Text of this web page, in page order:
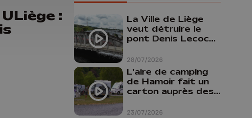
:
28/07/2026
La Ville de Liège
veut détruire le
pont Denis Lecocq
budget pour le
faire
23/07/2026
L'aire de camping
de Hamoir fait un
carton auprès des